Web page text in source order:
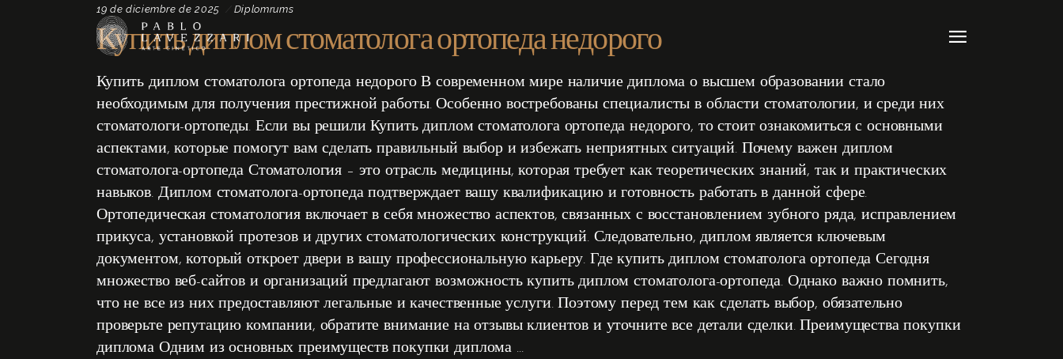
19 de diciembre de 2025 Diplomrums
Купить диплом стоматолога ортопеда недорого
Купить диплом стоматолога ортопеда недорого В современном мире наличие диплома о высшем образовании стало
необходимым для получения престижной работы. Особенно востребованы специалисты в области стоматологии, и среди них
стоматологи-ортопеды. Если вы решили Купить диплом стоматолога ортопеда недорого, то стоит ознакомиться с основными
аспектами, которые помогут вам сделать правильный выбор и избежать неприятных ситуаций. Почему важен диплом
стоматолога-ортопеда Стоматология – это отрасль медицины, которая требует как теоретических знаний, так и практических
навыков. Диплом стоматолога-ортопеда подтверждает вашу квалификацию и готовность работать в данной сфере.
Ортопедическая стоматология включает в себя множество аспектов, связанных с восстановлением зубного ряда, исправлением
прикуса, установкой протезов и других стоматологических конструкций. Следовательно, диплом является ключевым
документом, который откроет двери в вашу профессиональную карьеру. Где купить диплом стоматолога ортопеда Сегодня
множество веб-сайтов и организаций предлагают возможность купить диплом стоматолога-ортопеда. Однако важно помнить,
что не все из них предоставляют легальные и качественные услуги. Поэтому перед тем как сделать выбор, обязательно
проверьте репутацию компании, обратите внимание на отзывы клиентов и уточните все детали сделки. Преимущества покупки
диплома Одним из основных преимуществ покупки диплома